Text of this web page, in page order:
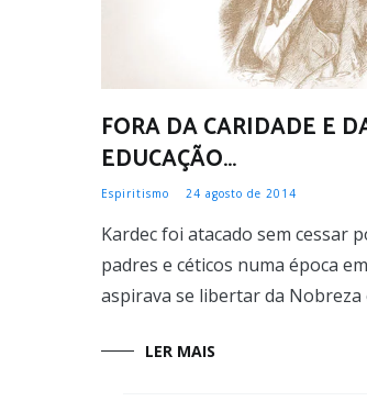
FORA DA CARIDADE E
EDUCAÇÃO…
Espiritismo 24 agosto de 2014
Kardec foi atacado sem cessar
padres e céticos numa época
aspirava se libertar da Nobreza
LER MAIS